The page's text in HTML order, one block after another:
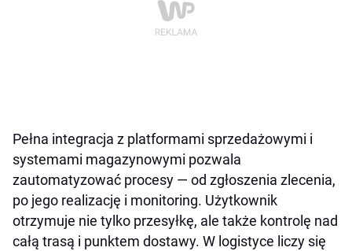
Pełna integracja z platformami sprzedażowymi i
systemami magazynowymi pozwala
zautomatyzować procesy — od zgłoszenia zlecenia,
po jego realizację i monitoring. Użytkownik
otrzymuje nie tylko przesyłkę, ale także kontrolę nad
całą trasą i punktem dostawy. W logistyce liczy się